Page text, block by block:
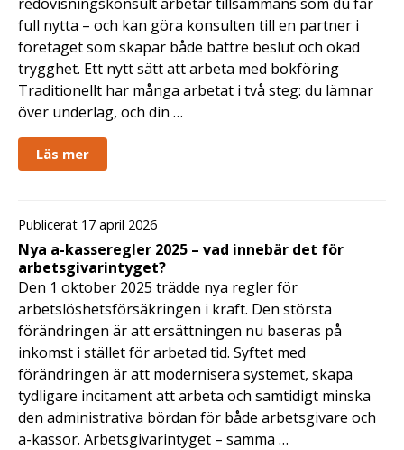
full nytta – och kan göra konsulten till en partner i
företaget som skapar både bättre beslut och ökad
trygghet. Ett nytt sätt att arbeta med bokföring
Traditionellt har många arbetat i två steg: du lämnar
över underlag, och din …
Läs mer
Publicerat 17 april 2026
Nya a-kasseregler 2025 – vad innebär det för
arbetsgivarintyget?
Den 1 oktober 2025 trädde nya regler för
arbetslöshetsförsäkringen i kraft. Den största
förändringen är att ersättningen nu baseras på
inkomst i stället för arbetad tid. Syftet med
förändringen är att modernisera systemet, skapa
tydligare incitament att arbeta och samtidigt minska
den administrativa bördan för både arbetsgivare och
a-kassor. Arbetsgivarintyget – samma …